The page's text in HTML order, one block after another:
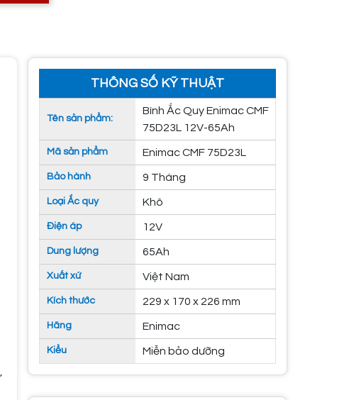
THÔNG SỐ KỸ THUẬT
Tên sản phẩm:
Bình Ắc Quy Enimac CMF
75D23L 12V-65Ah
Mã sản phẩm Enimac CMF 75D23L
Bảo hành 9 Tháng
Loại Ắc quy Khô
Điện áp 12V
Dung lượng 65Ah
Xuất xứ Việt Nam
Kích thước 229 x 170 x 226 mm
Hãng Enimac
Kiểu Miễn bảo dưỡng